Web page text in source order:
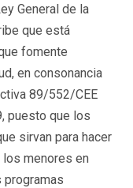
General de la
que está
fomente
en consonancia
89/552/CEE
puesto que los
sirvan para hacer
los menores en